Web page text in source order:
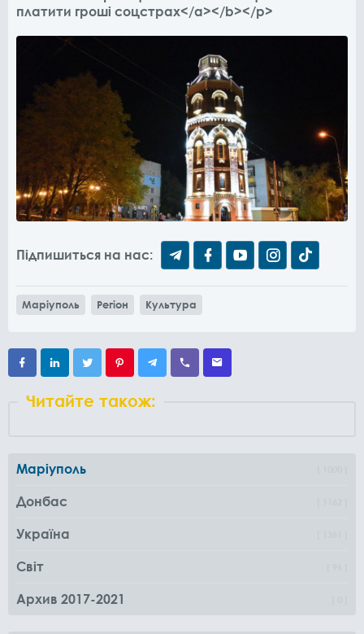
платити гроші соцстрах</a></b></p>
Підпишиться на нас:
Маріуполь Регіон Культура
Читайте також:
Маріуполь
Донбас
Україна
Світ
Архив 2017-2021